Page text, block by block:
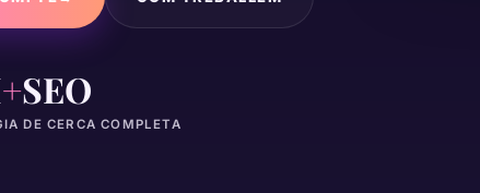
+SEO
DE CERCA COMPLETA